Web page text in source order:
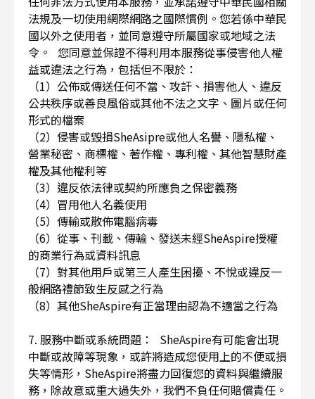
法規及一切使用網際網路之國際慣例。您若係中華民
國以外之使用者，並同意遵守所屬國家或地域之法
令。 您同意並保證不得利用本服務從事侵害他人權
益或違法之行為，包括但不限於：
（1）公佈或傳送任何不當、攻訐、損害他人、違反
公共秩序或善良風俗或其他不法之文字、圖片或任何
形式的檔案
（2）侵害或毀損SheAsipre或他人名譽、隱私權、
營業秘密、商標權、著作權、專利權、其他智慧財產
權及其他權利等
（3）違反依法律或契約所應負之保密義務
（4）冒用他人名義使用
（5）傳輸或散佈電腦病毒
（6）從事、刊載、傳輸、發送未經SheAspire授權
的商業行為或資料訊息
（7）對其他用戶或第三人產生困擾、不悅或違反一
般網路禮節致生反感之行為
（8）其他SheAspire有正當理由認為不適當之行為
7. 服務中斷或系統問題： SheAspire有可能會出現
中斷或故障等現象，或許將造成您使用上的不便或損
失等情形，SheAspire將盡力回復您的資料與繼續服
務，除故意或重大過失外，我們不負任何賠償責任。